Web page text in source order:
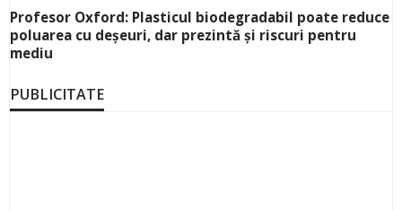
Profesor Oxford: Plasticul biodegradabil poate reduce
poluarea cu deșeuri, dar prezintă și riscuri pentru
mediu
PUBLICITATE